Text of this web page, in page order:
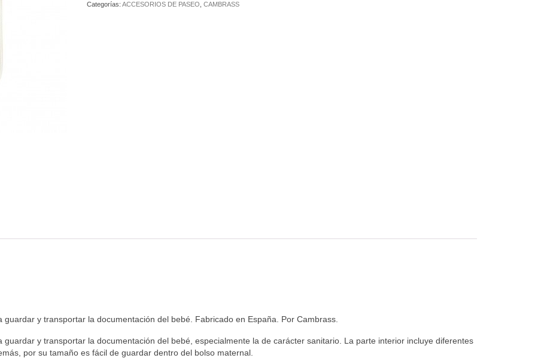
Categorías: ACCESORIOS DE PASEO CAMBRASS
y transportar la documentación del bebé. Fabricado en España. Por Cambrass.
y transportar la documentación del bebé, especialmente la de carácter sanitario. La parte interior incluye diferentes
por su tamaño es fácil de guardar dentro del bolso maternal.